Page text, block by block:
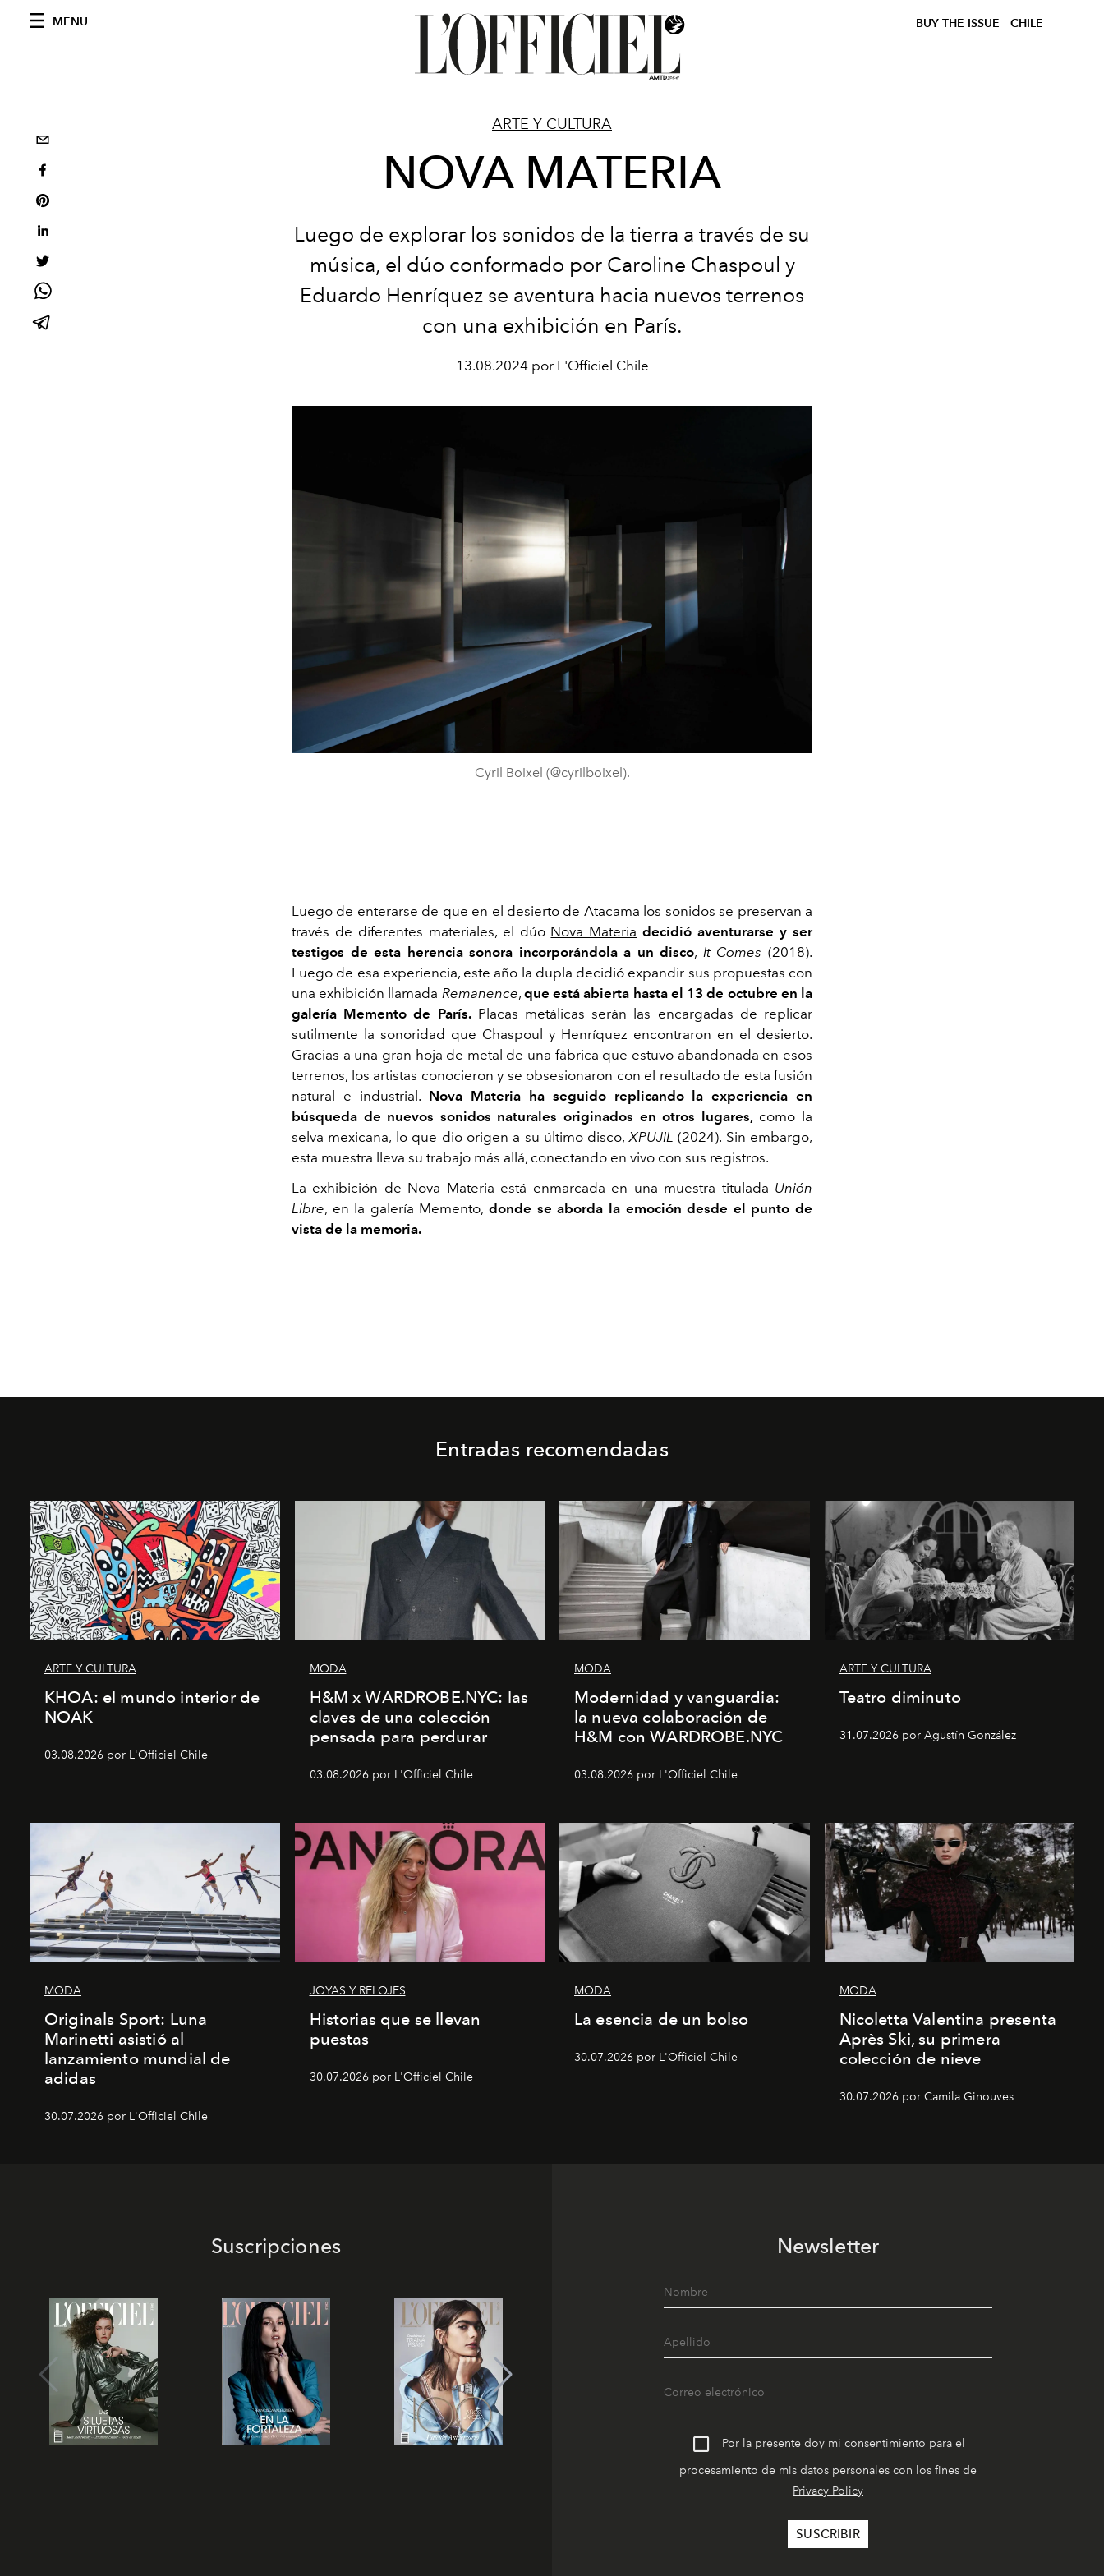
MENU BUY THE ISSUE CHILE
ARTE Y CULTURA
NOVA MATERIA
Luego de explorar los sonidos de la tierra a través de su
música, el dúo conformado por Caroline Chaspoul y
Eduardo Henríquez se aventura hacia nuevos terrenos
con una exhibición en París.
13.08.2024 por L'Officiel Chile
Cyril Boixel (@cyrilboixel).
Luego de enterarse de que en el desierto de Atacama los sonidos se preservan a
través de diferentes materiales, el dúo Nova Materia decidió aventurarse y ser
testigos de esta herencia sonora incorporándola a un disco, It Comes(2018).
Luego de esa experiencia, este año la dupla decidió expandir sus propuestas con
una exhibición llamada Remanence, que está abierta hasta el 13 de octubre en la
galería Memento de París.Placas metálicas serán las encargadas de replicar
sutilmente la sonoridad que Chaspoul y Henríquez encontraron en el desierto.
Gracias a una gran hoja de metal de una fábrica que estuvo abandonada en esos
terrenos, los artistas conocieron y se obsesionaron con el resultado de esta fusión
natural e industrial. Nova Materia ha seguido replicando la experiencia en
búsqueda de nuevos sonidos naturales originados en otros lugares,como la
selva mexicana, lo que dio origen a su último disco,XPUJIL (2024). Sin embargo,
esta muestra lleva su trabajo más allá, conectando en vivo con sus registros.
La exhibición de Nova Materia está enmarcada en una muestra titulada Unión
Libre, en la galería Memento,donde se aborda la emoción desde el punto de
vista de la memoria.
Entradas recomendadas
ARTE Y CULTURA
KHOA: el mundo interior de
NOAK
03.08.2026 por L'Officiel Chile
MODA
H&M x WARDROBE.NYC: las
claves de una colección
pensada para perdurar
03.08.2026 por L'Officiel Chile
MODA
Modernidad y vanguardia:
la nueva colaboración de
H&M con WARDROBE.NYC
03.08.2026 por L'Officiel Chile
ARTE Y CULTURA
Teatro diminuto
31.07.2026 por Agustín González
MODA
Originals Sport: Luna
Marinetti asistió al
lanzamiento mundial de
adidas
30.07.2026 por L'Officiel Chile
JOYAS Y RELOJES
Historias que se llevan
puestas
30.07.2026 por L'Officiel Chile
MODA
La esencia de un bolso
30.07.2026 por L'Officiel Chile
MODA
Nicoletta Valentina presenta
Après Ski, su primera
colección de nieve
30.07.2026 por Camila Ginouves
Suscripciones Newsletter
Por la presente doy mi consentimiento para el
procesamiento de mis datos personales con los fines de
Privacy Policy